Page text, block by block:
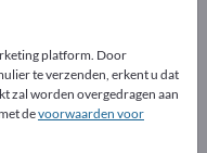
goederen –
platform. Door
te verzenden, erkent u dat
zal worden overgedragen aan
devoorwaarden voor